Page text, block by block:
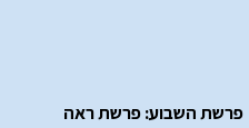
פרשת השבוע: פרשת ראה